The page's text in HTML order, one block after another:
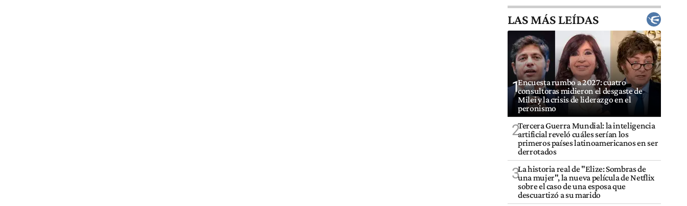
LAS MÁS LEÍDAS
1Encuesta rumbo a 2027: cuatro
consultoras midieron el desgaste de
Milei y la crisis de liderazgo en el
peronismo
2Tercera Guerra Mundial: la inteligencia
artificial reveló cuáles serían los
primeros países latinoamericanos en ser
derrotados
3La historia real de "Elize: Sombras de
una mujer", la nueva película de Netflix
sobre el caso de una esposa que
descuartizó a su marido